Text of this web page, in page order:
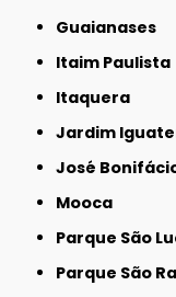
Guaianases
Itaim Paulista
Itaquera
Jardim
José
Mooca
Parque São
Parque São